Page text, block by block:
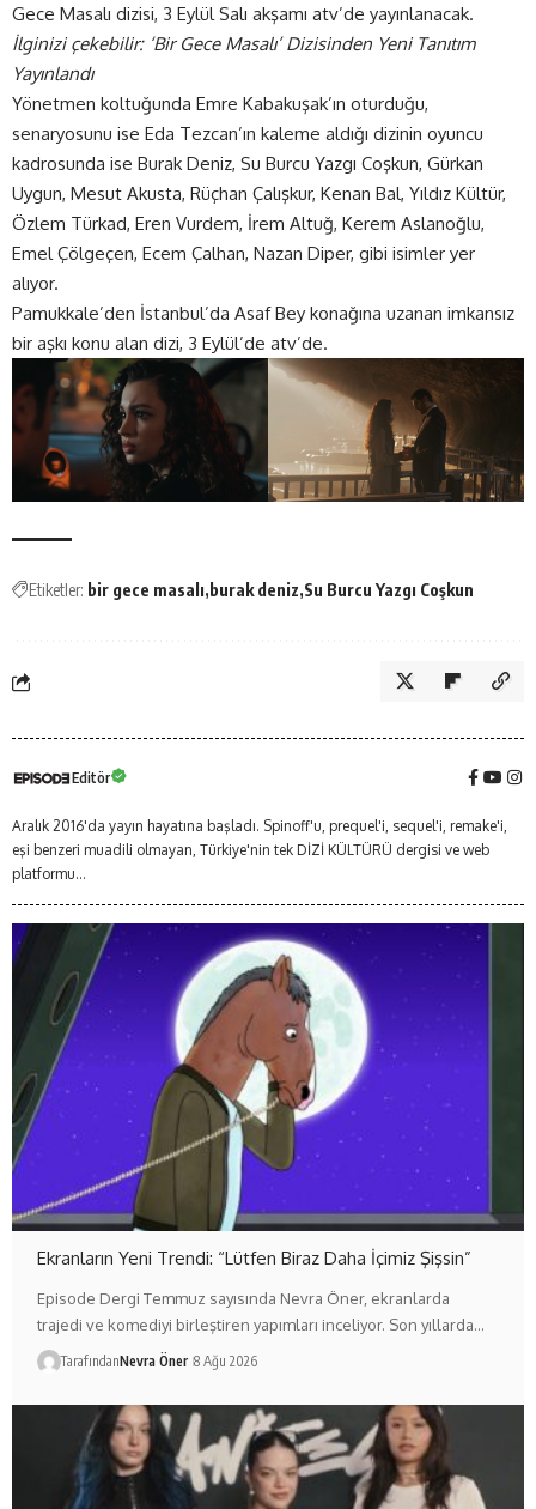
Gece Masalı dizisi, 3 Eylül Salı akşamı atv’de yayınlanacak.
İlginizi çekebilir: ‘Bir Gece Masalı’ Dizisinden Yeni Tanıtım
Yayınlandı
Yönetmen koltuğunda Emre Kabakuşak’ın oturduğu,
senaryosunu ise Eda Tezcan’ın kaleme aldığı dizinin oyuncu
kadrosunda ise Burak Deniz, Su Burcu Yazgı Coşkun, Gürkan
Uygun, Mesut Akusta, Rüçhan Çalışkur, Kenan Bal, Yıldız Kültür,
Özlem Türkad, Eren Vurdem, İrem Altuğ, Kerem Aslanoğlu,
Emel Çölgeçen, Ecem Çalhan, Nazan Diper, gibi isimler yer
alıyor.
Pamukkale’den İstanbul’da Asaf Bey konağına uzanan imkansız
bir aşkı konu alan dizi, 3 Eylül’de atv’de.
Etiketler: bir gece masalı burak deniz Su Burcu Yazgı Coşkun
Editör
Aralık 2016'da yayın hayatına başladı. Spinoff'u, prequel'i, sequel'i, remake'i,
eşi benzeri muadili olmayan, Türkiye'nin tek DİZİ KÜLTÜRÜ dergisi ve web
platformu...
Ekranların Yeni Trendi: “Lütfen Biraz Daha İçimiz Şişsin”
Episode Dergi Temmuz sayısında Nevra Öner, ekranlarda
trajedi ve komediyi birleştiren yapımları inceliyor. Son yıllarda…
TarafındanNevra Öner 8 Ağu 2026